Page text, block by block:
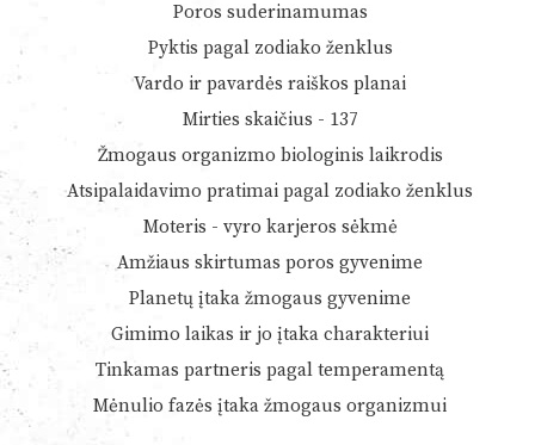
Poros suderinamumas
Pyktis pagal zodiako ženklus
Vardo ir pavardės raiškos planai
Mirties skaičius - 137
Žmogaus organizmo biologinis laikrodis
Atsipalaidavimo pratimai pagal zodiako ženklus
Moteris - vyro karjeros sėkmė
Amžiaus skirtumas poros gyvenime
Planetų įtaka žmogaus gyvenime
Gimimo laikas ir jo įtaka charakteriui
Tinkamas partneris pagal temperamentą
Mėnulio fazės įtaka žmogaus organizmui